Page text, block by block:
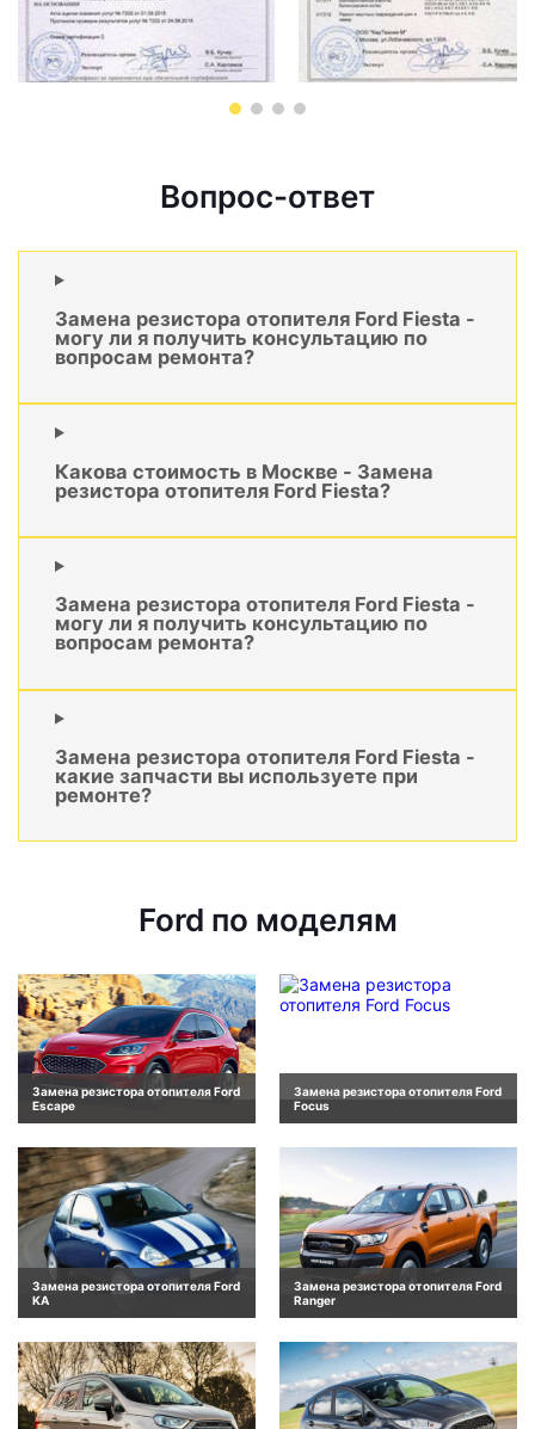
Вопрос-ответ
Замена резистора отопителя Ford Fiesta -
могу ли я получить консультацию по
вопросам ремонта?
Какова стоимость в Москве - Замена
резистора отопителя Ford Fiesta?
Замена резистора отопителя Ford Fiesta -
могу ли я получить консультацию по
вопросам ремонта?
Замена резистора отопителя Ford Fiesta -
какие запчасти вы используете при
ремонте?
Ford по моделям
Замена резистора отопителя Ford
Escape
Замена резистора отопителя Ford
Focus
Замена резистора отопителя Ford
KA
Замена резистора отопителя Ford
Ranger